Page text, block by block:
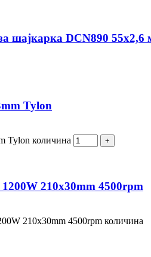
шајкарка DCN890 55х2,6
Tylon
Tylon количина
210x30mm 4500rpm
210x30mm 4500rpm количина